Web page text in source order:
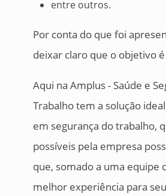
entre outros.
Por conta do que foi
deixar claro que o objetivo
Aqui na Amplus - Saúde e
Trabalho tem a solução
em segurança do trabalho,
possíveis pela empresa
que, somado a uma equipe
melhor experiência para